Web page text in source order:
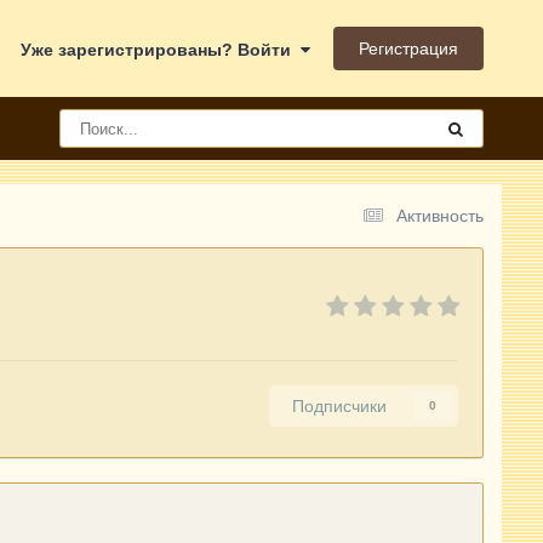
Уже зарегистрированы? Войти Регистрация
Активность
Подписчики 0